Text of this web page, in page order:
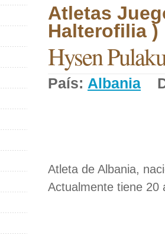
Atletas
Halterofilia )
Hysen
País: Albania
Atleta de Albania,
Actualmente tiene 20